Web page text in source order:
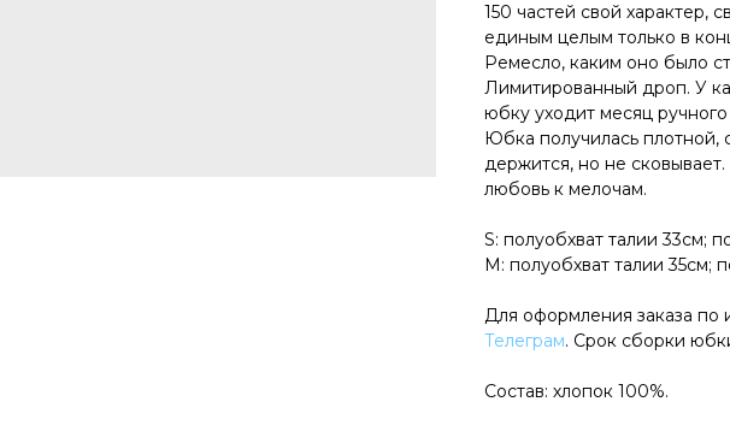
150 частей свой характер,
единым целым только в
Ремесло, каким оно было
Лимитированный дроп. У
юбку уходит месяц ручного
Юбка получилась
держится, но не
любовь к мелочам.
S: полуобхват талии 33см;
М: полуобхват талии 35см;
Для оформления заказа
Телеграм. Срок сборки
Состав: хлопок 100%.